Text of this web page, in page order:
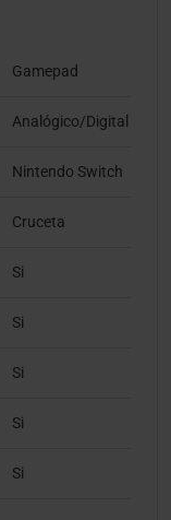
Gamepad
Analógico/Digital
Nintendo Switch
Cruceta
Si
Si
Si
Si
Si